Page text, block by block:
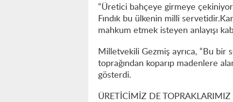
“Üretici bahçeye girmeye
Fındık bu ülkenin milli
mahkum etmek isteyen anlayışı
Milletvekili Gezmiş ayrıca, “Bu bir
toprağından koparıp madenlere
gösterdi.
ÜRETİCİMİZ DE